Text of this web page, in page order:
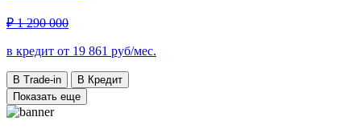
₽ 1 290 000
в кредит от 19 861 руб/мес.
В Trade-in
В Кредит
Показать еще